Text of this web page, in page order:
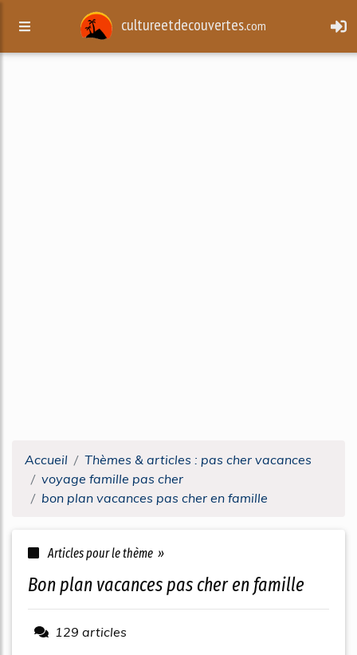
cultureetdecouvertes.com
Accueil
Thèmes & articles : pas cher vacances
voyage famille pas cher
bon plan vacances pas cher en famille
Articles pour le thème »
bon plan vacances pas cher en famille
129 articles